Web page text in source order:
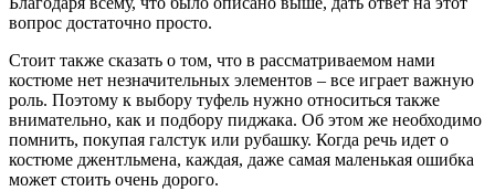
вопрос достаточно просто.
Стоит также сказать о том, что в рассматриваемом нами
костюме нет незначительных элементов – все играет важную
роль. Поэтому к выбору туфель нужно относиться также
внимательно, как и подбору пиджака. Об этом же необходимо
помнить, покупая галстук или рубашку. Когда речь идет о
костюме джентльмена, каждая, даже самая маленькая ошибка
может стоить очень дорого.